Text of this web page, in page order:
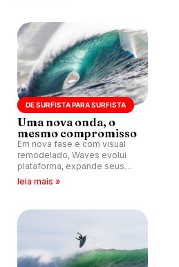
Irons, Gabriel Medina e muito
mais.
DE SURFISTA PARA SURFISTA
Uma nova onda, o
mesmo compromisso
Em nova fase e com visual
remodelado, Waves evolui
plataforma, expande seus
produtos e reafirma o
surfistas estejam no lugar
certo, na hora certa.
leia mais »